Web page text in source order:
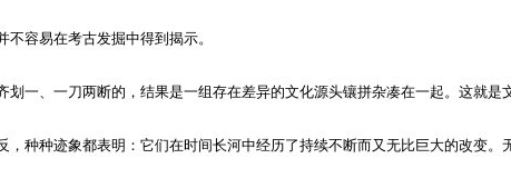
容易在考古发掘中得到揭示。
、一刀两断的，结果是一组存在差异的文化源头镶拼杂凑在一起。这就是文
种迹象都表明：它们在时间长河中经历了持续不断而又无比巨大的改变。